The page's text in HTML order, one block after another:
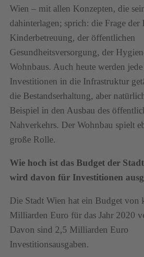
Wien – mit allen Konzepten, die
dahinterlagen; sprich: die Frage
Kinderbetreuung, der öffentlichen
Gesundheitsversorgung, der
Wohnbaus. Auch heute werden
Investitionen in die Infrastruktur
die Bestandserhaltung, aber
Beispiel in den Ausbau des
Nahverkehrs. Der Wohnbau spielt
große Rolle.
Wie hoch ist das Budget der
wird davon für Investitionen
Die Stadt Wien hat ein Budget von
Milliarden Euro für das Jahr 2020
Davon sind 2,5 Milliarden Euro
Investitionsausgaben.